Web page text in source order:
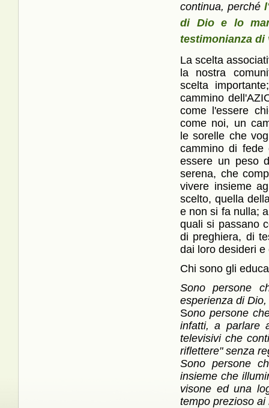
continua, perché
di Dio e lo
La scelta
la nostra
scelta
cammino
come l'essere
come noi, un
le sorelle che
cammino di fede
essere un peso
serena, che
vivere insieme
scelto, quella
e non si fa nulla;
quali si passano
di preghiera, di
dai loro desideri
Chi sono gli
Sono persone
esperienza di
Sono persone
infatti, a parlare
televisivi che
riflettere" senza
Sono persone
insieme che
visone ed una
tempo prezioso ai